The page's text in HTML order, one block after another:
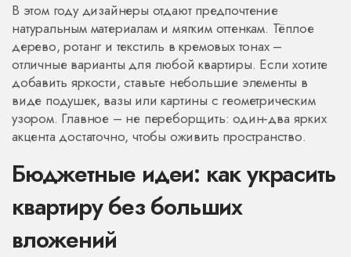
В этом году дизайнеры отдают предпочтение
натуральным материалам и мягким оттенкам. Тёплое
дерево, ротанг и текстиль в кремовых тонах –
отличные варианты для любой квартиры. Если хотите
добавить яркости, ставьте небольшие элементы в
виде подушек, вазы или картины с геометрическим
узором. Главное – не переборщить: один‑два ярких
акцента достаточно, чтобы оживить пространство.
Бюджетные идеи: как украсить
квартиру без больших
вложений